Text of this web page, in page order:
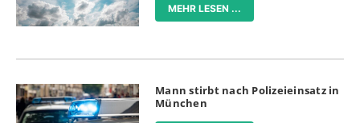
MEHR LESEN ...
Mann stirbt nach Polizeieinsatz in
München